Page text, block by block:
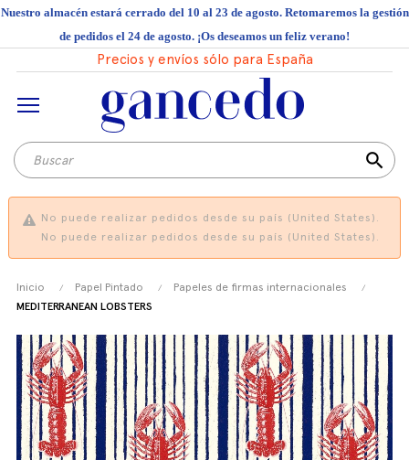
Nuestro almacén estará cerrado del 10 al 23 de agosto. Retomaremos la gestión
de pedidos el 24 de agosto. ¡Os deseamos un feliz verano!
Precios y envíos sólo para España
search
No puede realizar pedidos desde su país (United States).
No puede realizar pedidos desde su país (United States).
Inicio Papel Pintado
Papeles de firmas internacionales
MEDITERRANEAN LOBSTERS